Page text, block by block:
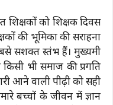
शिक्षकों को शिक्षक दिवस
की भूमिका की सराहना
सशक्त स्तंभ हैं। मुख्यमंत्री
भी समाज की प्रगति
आने वाली पीढ़ी को सही
बच्चों के जीवन में ज्ञान